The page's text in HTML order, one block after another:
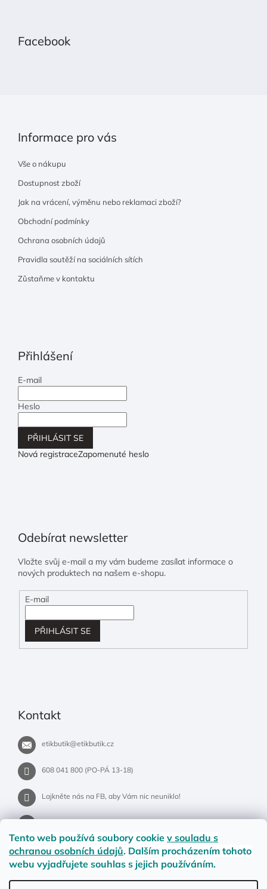
Tento web používá soubory cookie v souladu s
ochranou osobních údajů. Dalším procházením tohoto
webu vyjadřujete souhlas s jejich používáním.
Facebook
Informace pro vás
Vše o nákupu
Dostupnost zboží
Jak na vrácení, výměnu nebo reklamaci zboží?
Obchodní podmínky
Ochrana osobních údajů
Pravidla soutěží na sociálních sítích
Zůstaňme v kontaktu
Přihlášení
E-mail
Heslo
PŘIHLÁSIT SE
Nová registraceZapomenuté heslo
Odebírat newsletter
Vložte svůj e-mail a my vám budeme zasílat informace o
nových produktech na našem e-shopu.
E-mail
PŘIHLÁSIT SE
Kontakt
etikbutik@etikbutik.cz
608 041 800 (PO-PÁ 13-18)
Lajkněte nás na FB, aby Vám nic neuniklo!